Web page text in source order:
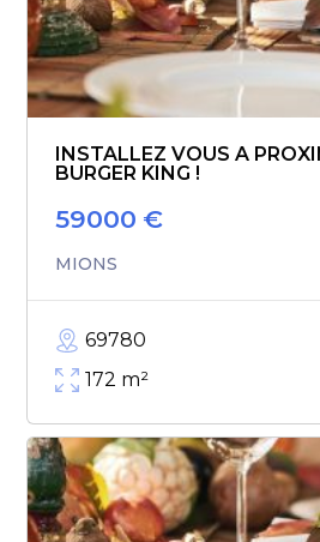
INSTALLEZ VOUS A
BURGER KING !
59000 €
MIONS
69780
172 m²